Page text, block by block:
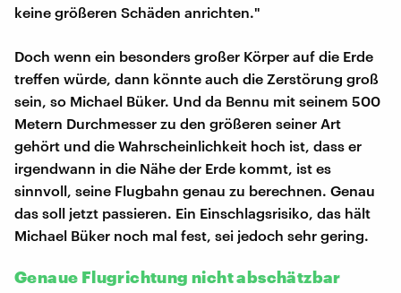
keine größeren Schäden anrichten."
Doch wenn ein besonders großer Körper auf die Erde
treffen würde, dann könnte auch die Zerstörung groß
sein, so Michael Büker. Und da Bennu mit seinem 500
Metern Durchmesser zu den größeren seiner Art
gehört und die Wahrscheinlichkeit hoch ist, dass er
irgendwann in die Nähe der Erde kommt, ist es
sinnvoll, seine Flugbahn genau zu berechnen. Genau
das soll jetzt passieren. Ein Einschlagsrisiko, das hält
Michael Büker noch mal fest, sei jedoch sehr gering.
Genaue Flugrichtung nicht abschätzbar